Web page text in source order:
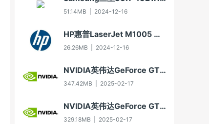
51.14MB 2024-12-16
HP惠普LaserJet M1005 MFP多功能一体机驱动20070326版For Vista
26.26MB 2024-12-16
NVIDIA英伟达GeForce GT 630显卡驱动For Win10-32
347.42MB 2025-02-17
NVIDIA英伟达GeForce GTX 750显卡驱动For Win7-32/Win8-32/Win8.1-32
329.18MB 2025-02-17